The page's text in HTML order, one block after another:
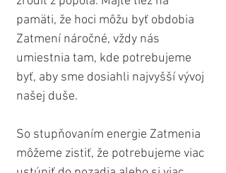
pamäti, že hoci môžu byť obdobia
Zatmení náročné, vždy nás
umiestnia tam, kde potrebujeme
byť, aby sme dosiahli najvyšší vývoj
našej duše.
So stupňovaním energie Zatmenia
môžeme zistiť, že potrebujeme viac